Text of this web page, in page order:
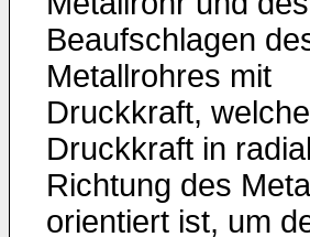
Beaufschlagen
Metallrohres mit
Druckkraft, welche
Druckkraft in
Richtung des
orientiert ist, um